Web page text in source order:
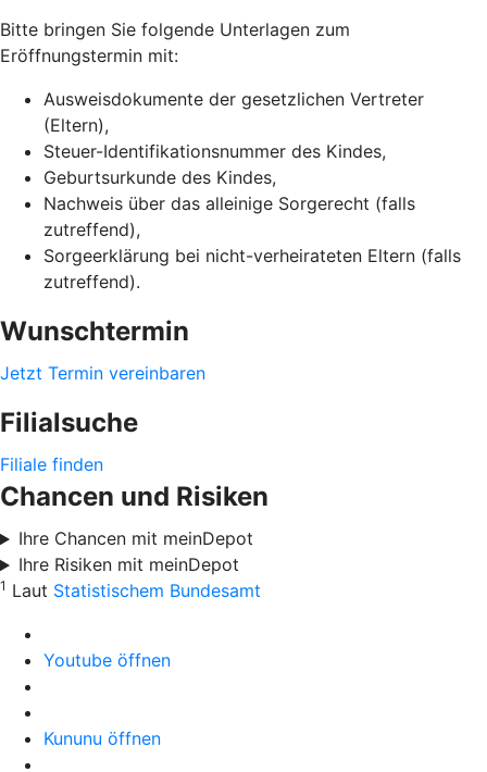
Bitte bringen Sie folgende Unterlagen zum
Eröffnungstermin mit:
Ausweisdokumente der gesetzlichen Vertreter
(Eltern),
Steuer-Identifikationsnummer des Kindes,
Geburtsurkunde des Kindes,
Nachweis über das alleinige Sorgerecht (falls
zutreffend),
Sorgeerklärung bei nicht-verheirateten Eltern (falls
zutreffend).
Wunschtermin
Jetzt Termin vereinbaren
Filialsuche
Filiale finden
Chancen und Risiken
Ihre Chancen mit meinDepot
Ihre Risiken mit meinDepot
1 Laut Statistischem Bundesamt
Youtube öffnen
Kununu öffnen